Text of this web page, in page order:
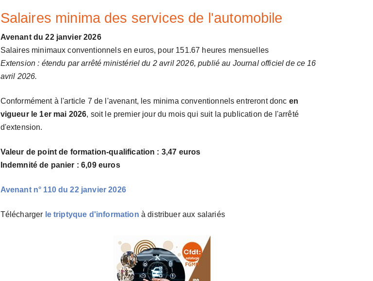
Salaires minima des services de l'automobile
Avenant du 22 janvier 2026
Salaires minimaux conventionnels en euros, pour 151.67 heures mensuelles
Extension : étendu par arrêté ministériel du 2 avril 2026, publié au Journal officiel de ce 16
avril 2026.
Conformément à l'article 7 de l'avenant, les minima conventionnels entreront donc en
vigueur le 1er mai 2026, soit le premier jour du mois qui suit la publication de l'arrêté
d'extension.
Valeur de point de formation-qualification : 3,47 euros
Indemnité de panier : 6,09 euros
Avenant n° 110 du 22 janvier 2026
Télécharger le triptyque d'information à distribuer aux salariés